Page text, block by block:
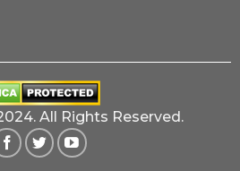
All Rights Reserved.